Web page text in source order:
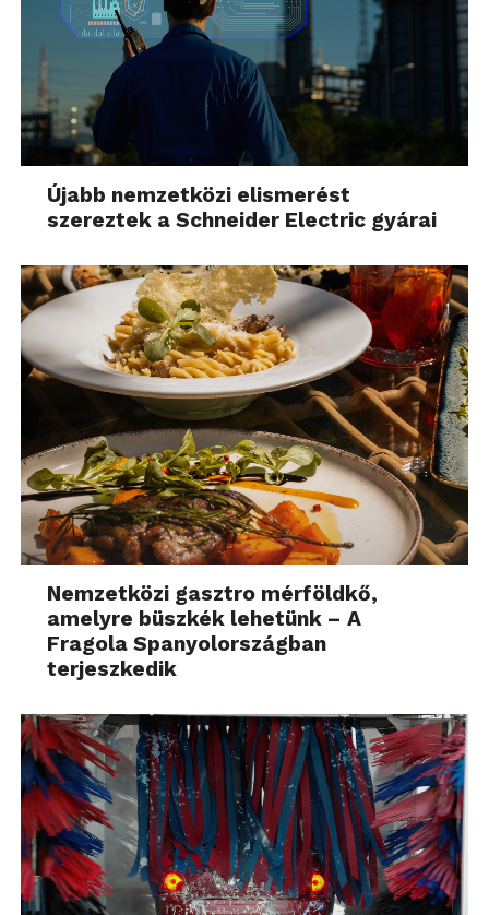
Újabb nemzetközi elismerést
szereztek a Schneider Electric gyárai
Nemzetközi gasztro mérföldkő,
amelyre büszkék lehetünk – A
Fragola Spanyolországban
terjeszkedik